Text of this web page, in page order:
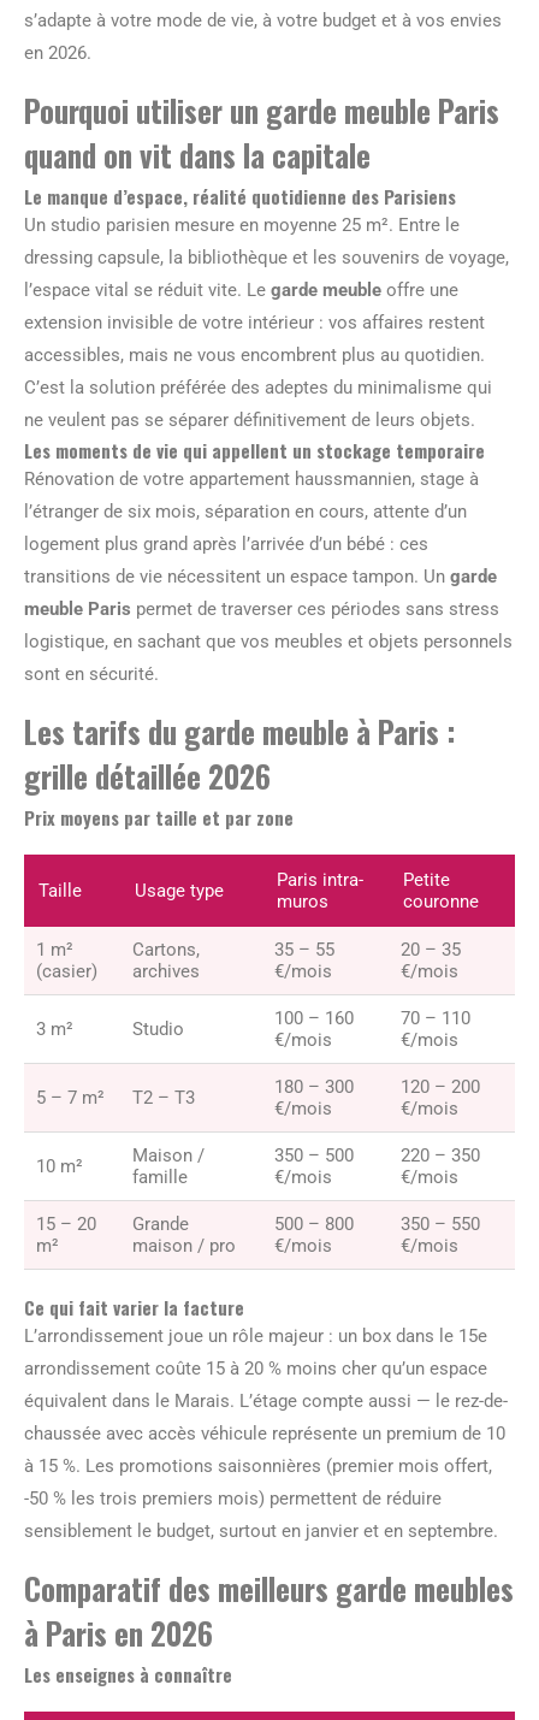
s’adapte à votre mode de vie, à votre budget et à vos envies
en 2026.
Pourquoi utiliser un garde meuble Paris
quand on vit dans la capitale
Le manque d’espace, réalité quotidienne des Parisiens
Un studio parisien mesure en moyenne 25 m². Entre le
dressing capsule, la bibliothèque et les souvenirs de voyage,
l’espace vital se réduit vite. Le garde meuble offre une
extension invisible de votre intérieur : vos affaires restent
accessibles, mais ne vous encombrent plus au quotidien.
C’est la solution préférée des adeptes du minimalisme qui
ne veulent pas se séparer définitivement de leurs objets.
Les moments de vie qui appellent un stockage temporaire
Rénovation de votre appartement haussmannien, stage à
l’étranger de six mois, séparation en cours, attente d’un
logement plus grand après l’arrivée d’un bébé : ces
transitions de vie nécessitent un espace tampon. Un garde
meuble Paris permet de traverser ces périodes sans stress
logistique, en sachant que vos meubles et objets personnels
sont en sécurité.
Les tarifs du garde meuble à Paris :
grille détaillée 2026
Prix moyens par taille et par zone
Taille Usage type
Paris intra-
muros
Petite
couronne
1 m²
(casier)
Cartons,
archives
35 – 55
€/mois
20 – 35
€/mois
3 m² Studio
100 – 160
€/mois
70 – 110
€/mois
5 – 7 m² T2 – T3
180 – 300
€/mois
120 – 200
€/mois
10 m²
Maison /
famille
350 – 500
€/mois
220 – 350
€/mois
15 – 20
m²
Grande
maison / pro
500 – 800
€/mois
350 – 550
€/mois
Ce qui fait varier la facture
L’arrondissement joue un rôle majeur : un box dans le 15e
arrondissement coûte 15 à 20 % moins cher qu’un espace
équivalent dans le Marais. L’étage compte aussi — le rez-de-
chaussée avec accès véhicule représente un premium de 10
à 15 %. Les promotions saisonnières (premier mois offert,
-50 % les trois premiers mois) permettent de réduire
sensiblement le budget, surtout en janvier et en septembre.
Comparatif des meilleurs garde meubles
à Paris en 2026
Les enseignes à connaître